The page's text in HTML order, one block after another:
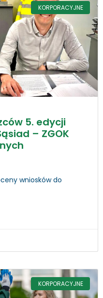
KORPORACYJNE
5. edycji
– ZGOK
wniosków do
KORPORACYJNE